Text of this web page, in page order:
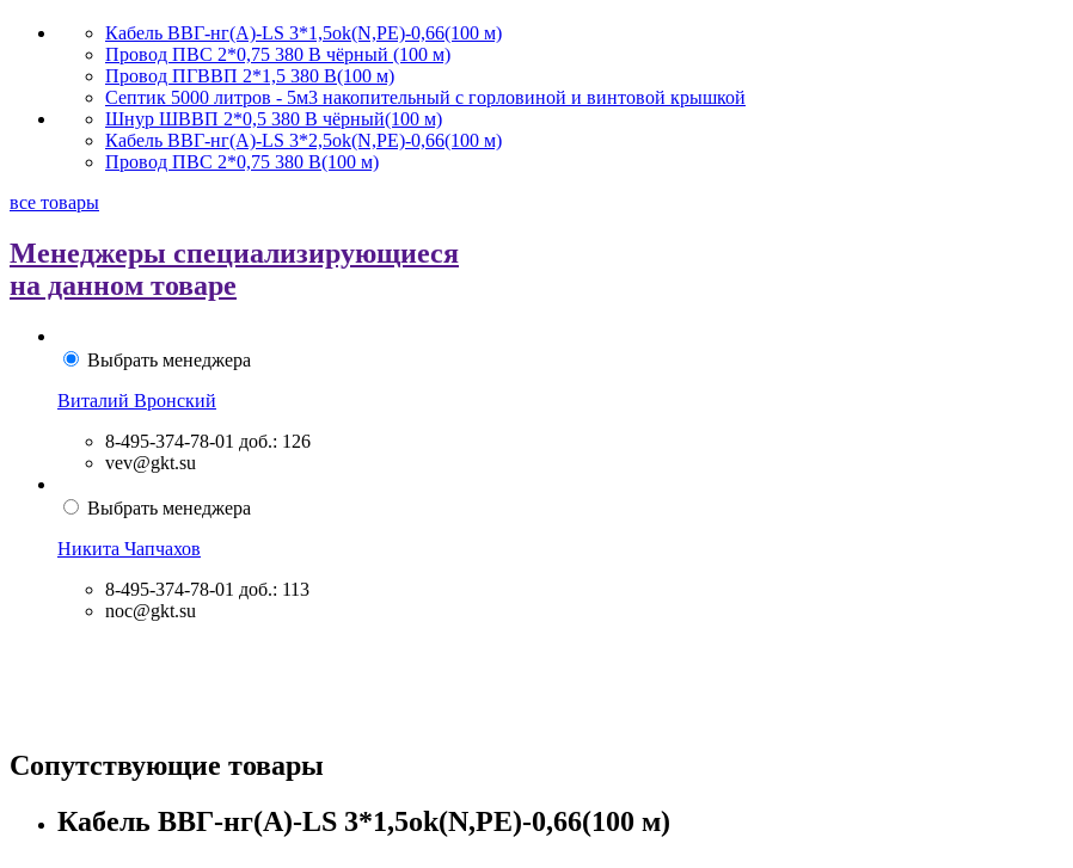
Кабель ВВГ-нг(А)-LS 3*1,5ok(N,PE)-0,66(100 м)
Провод ПВС 2*0,75 380 В чёрный (100 м)
Провод ПГВВП 2*1,5 380 В(100 м)
Септик 5000 литров - 5м3 накопительный с горловиной и винтовой крышкой
Шнур ШВВП 2*0,5 380 В чёрный(100 м)
Кабель ВВГ-нг(А)-LS 3*2,5ok(N,PE)-0,66(100 м)
Провод ПВС 2*0,75 380 В(100 м)
все товары
Менеджеры специализирующиеся
на данном товаре
Выбрать менеджера
Виталий Вронский
8-495-374-78-01 доб.: 126
vev@gkt.su
Выбрать менеджера
Никита Чапчахов
8-495-374-78-01 доб.: 113
noc@gkt.su
Сопутствующие товары
Кабель ВВГ-нг(А)-LS 3*1,5ok(N,PE)-0,66(100 м)